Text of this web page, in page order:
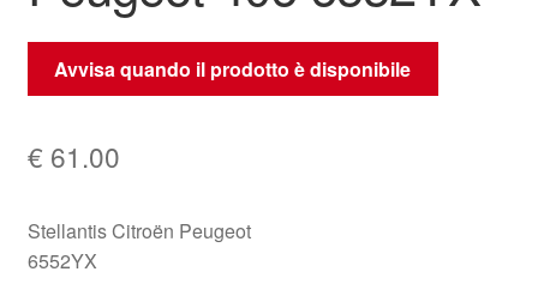
Avvisa quando il prodotto è disponibile
€ 61.00
Stellantis Citroën Peugeot
6552YX